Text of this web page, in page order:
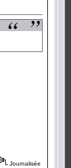
Journalisée